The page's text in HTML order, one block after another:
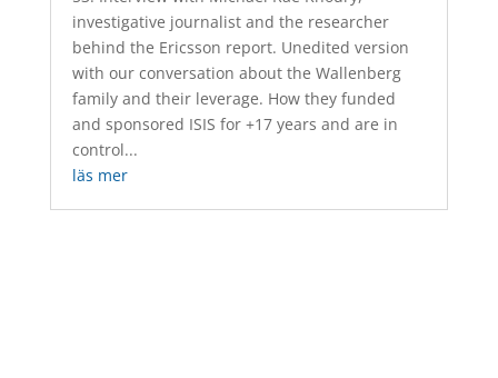
investigative journalist and the researcher
behind the Ericsson report. Unedited version
with our conversation about the Wallenberg
family and their leverage. How they funded
and sponsored ISIS for +17 years and are in
control...
läs mer